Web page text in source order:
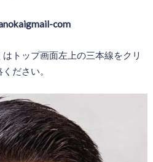
com
トップ画面左上の三本線をクリ
ださい。